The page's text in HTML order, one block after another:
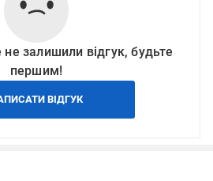
залишили відгук, будьте
першим!
ВІДГУК